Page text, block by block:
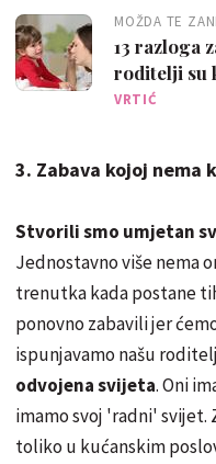
MOŽDA TE
13 razloga
roditelji su
VRTIĆ
3. Zabava kojoj nema
Stvorili smo umjetan
Jednostavno više nema
trenutka kada postane
ponovno zabavili jer
ispunjavamo našu
odvojena svijeta. Oni
imamo svoj 'radni' svijet.
toliko u kućanskim